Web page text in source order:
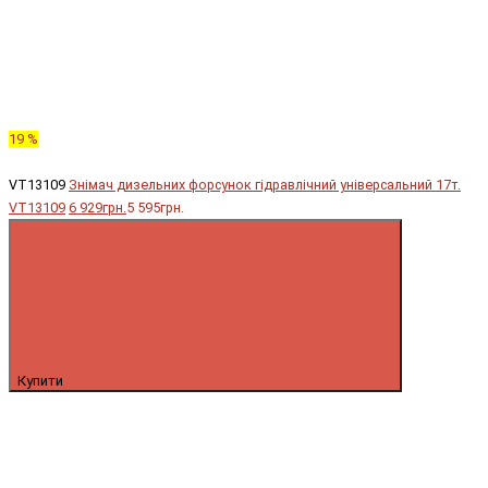
19 %
VT13109 Знімач дизельних форсунок гідравлічний універсальний 17т.
VT13109 6 929грн.5 595грн.
Купити